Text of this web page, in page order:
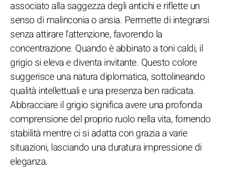
associato alla saggezza degli antichi e riflette un
senso di malinconia o ansia. Permette di integrarsi
senza attirare l'attenzione, favorendo la
concentrazione. Quando è abbinato a toni caldi, il
grigio si eleva e diventa invitante. Questo colore
suggerisce una natura diplomatica, sottolineando
qualità intellettuali e una presenza ben radicata.
Abbracciare il grigio significa avere una profonda
comprensione del proprio ruolo nella vita, fornendo
stabilità mentre ci si adatta con grazia a varie
situazioni, lasciando una duratura impressione di
eleganza.